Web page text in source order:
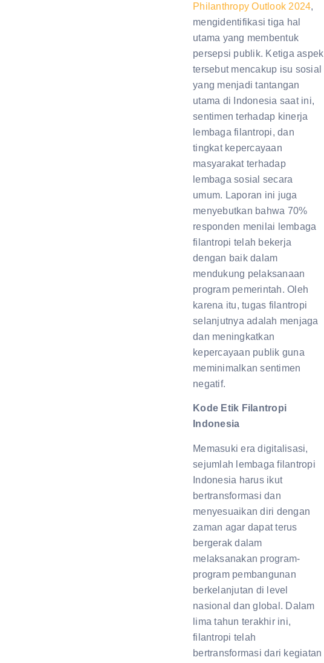
Philanthropy Outlook 2024,
mengidentifikasi tiga hal
utama yang membentuk
persepsi publik. Ketiga aspek
tersebut mencakup isu sosial
yang menjadi tantangan
utama di Indonesia saat ini,
sentimen terhadap kinerja
lembaga filantropi, dan
tingkat kepercayaan
masyarakat terhadap
lembaga sosial secara
umum. Laporan ini juga
menyebutkan bahwa 70%
responden menilai lembaga
filantropi telah bekerja
dengan baik dalam
mendukung pelaksanaan
program pemerintah. Oleh
karena itu, tugas filantropi
selanjutnya adalah menjaga
dan meningkatkan
kepercayaan publik guna
meminimalkan sentimen
negatif.
Kode Etik Filantropi
Indonesia
Memasuki era digitalisasi,
sejumlah lembaga filantropi
Indonesia harus ikut
bertransformasi dan
menyesuaikan diri dengan
zaman agar dapat terus
bergerak dalam
melaksanakan program-
program pembangunan
berkelanjutan di level
nasional dan global. Dalam
lima tahun terakhir ini,
filantropi telah
bertransformasi dari kegiatan